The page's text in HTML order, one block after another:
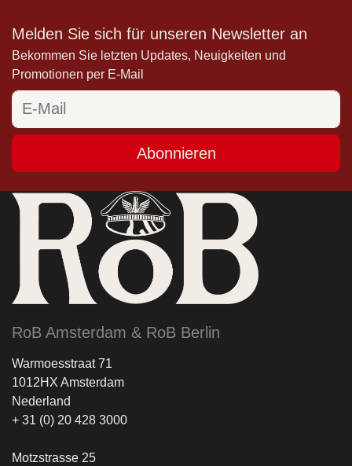
Melden Sie sich für unseren Newsletter an
Bekommen Sie letzten Updates, Neuigkeiten und
Promotionen per E-Mail
Abonnieren
RoB Amsterdam & RoB Berlin
Warmoesstraat 71
1012HX Amsterdam
Nederland
+ 31 (0) 20 428 3000
Motzstrasse 25